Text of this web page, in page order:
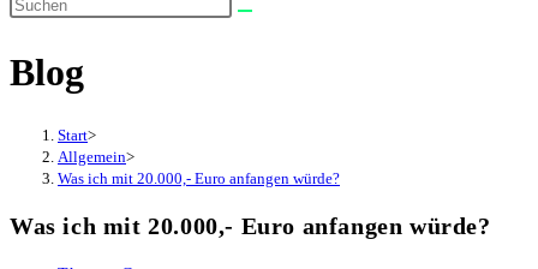
Blog
Start>
Allgemein>
Was ich mit 20.000,- Euro anfangen würde?
Was ich mit 20.000,- Euro anfangen würde?